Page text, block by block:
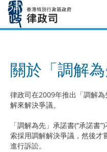
關於「調解
律政司在2009年推出「調解
解來解決爭議。
「調解為先」承諾書(“承諾書
索採用調解解決爭議，然後才
進行訴訟。